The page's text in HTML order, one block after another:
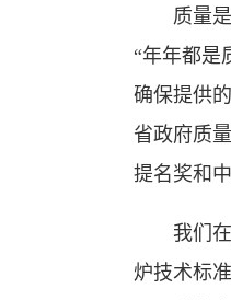
质量是
“年年都是
确保提供
省政府质
提名奖和
我们在
炉技术标